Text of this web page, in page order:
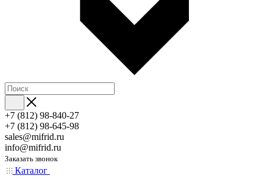
+7 (812) 98-840-27
+7 (812) 98-645-98
sales@mifrid.ru
info@mifrid.ru
Заказать звонок
Каталог